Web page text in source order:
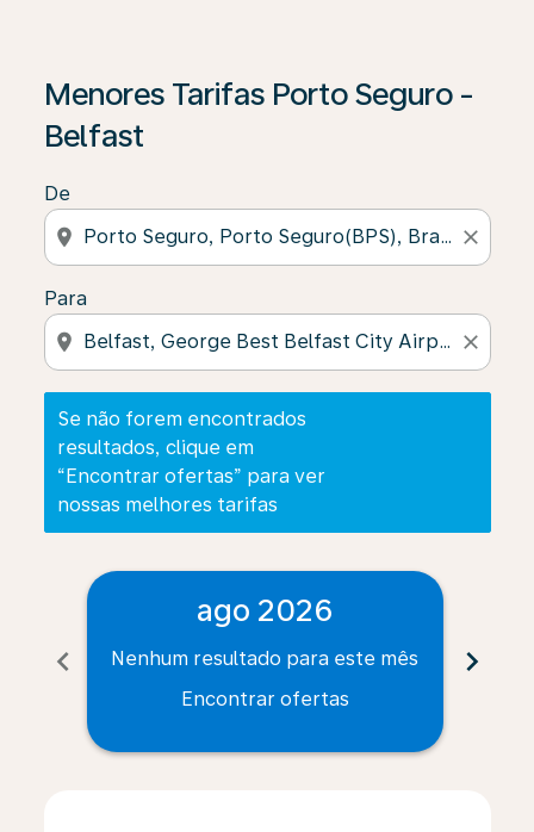
Menores Tarifas Porto Seguro -
Belfast
De
location_on close
Para
location_on close
Se não forem encontrados
resultados, clique em
“Encontrar ofertas” para ver
nossas melhores tarifas
Se não forem encontrados resultados, clique em
chevron_left
ago 2026
Nenhum resultado para este mês
Encontrar ofertas
chevron_right